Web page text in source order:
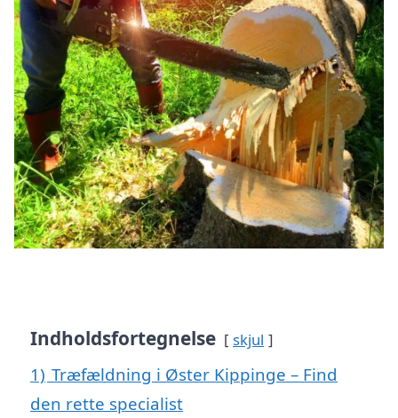
Indholdsfortegnelse skjul
1) Træfældning i Øster Kippinge – Find
den rette specialist